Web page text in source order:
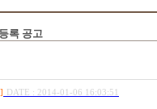
록 공고
DATE : 2014-01-06 16:03:51